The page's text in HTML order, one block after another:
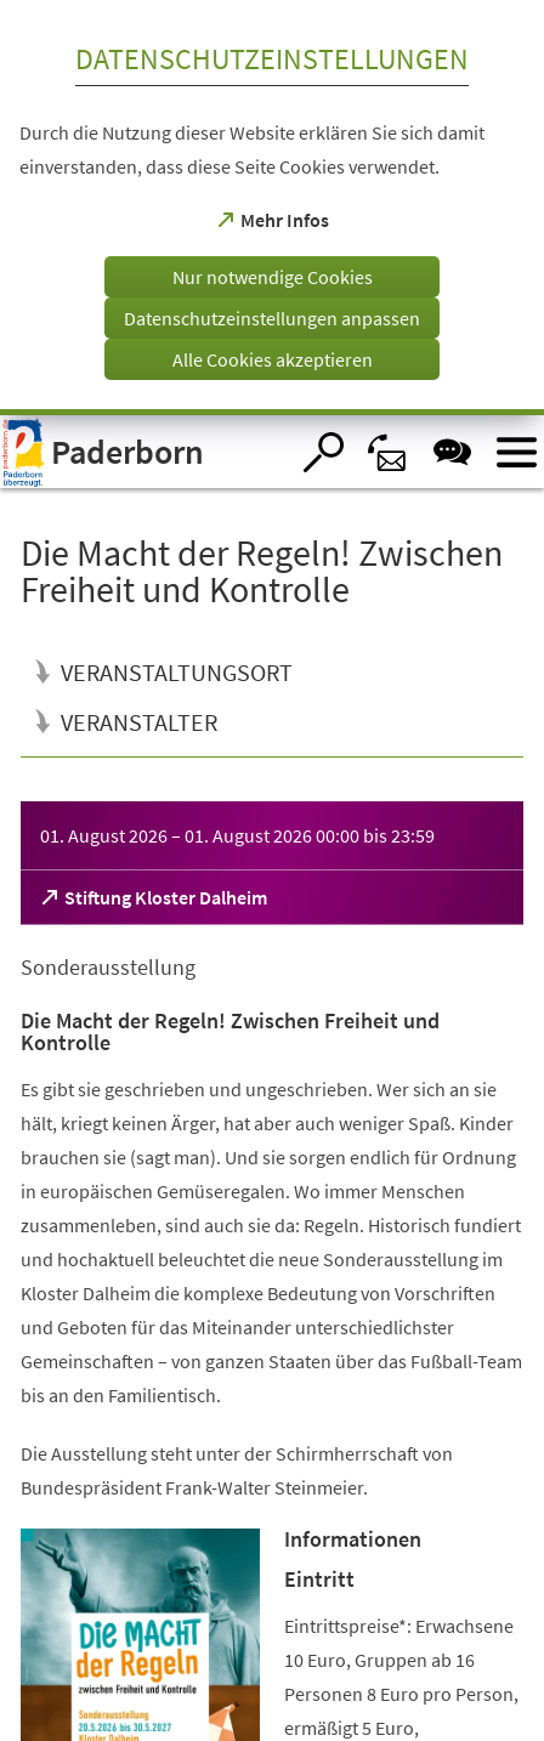
Visuelle
Assistenzsoftware
öffnen.
DATENSCHUTZEINSTELLUNGEN
Durch die Nutzung dieser Website erklären Sie sich damit
einverstanden, dass diese Seite Cookies verwendet.
Mehr Infos
(Öffnet
einem
Tab)
Nur notwendige Cookies
Datenschutzeinstellungen anpassen
Alle Cookies akzeptieren
Paderborn
Die Macht der Regeln! Zwischen
Freiheit und Kontrolle
VERANSTALTUNGSORT
VERANSTALTER
01. August 2026– 01. August 202600:00 bis23:59
Stiftung Kloster Dalheim
(Öffnet
in
neuen
Sonderausstellung
Die Macht der Regeln! Zwischen Freiheit und
Kontrolle
Es gibt sie geschrieben und ungeschrieben. Wer sich an sie
hält, kriegt keinen Ärger, hat aber auch weniger Spaß. Kinder
brauchen sie (sagt man). Und sie sorgen endlich für Ordnung
in europäischen Gemüseregalen. Wo immer Menschen
zusammenleben, sind auch sie da: Regeln. Historisch fundiert
und hochaktuell beleuchtet die neue Sonderausstellung im
Kloster Dalheim die komplexe Bedeutung von Vorschriften
und Geboten für das Miteinander unterschiedlichster
Gemeinschaften – von ganzen Staaten über das Fußball-Team
bis an den Familientisch.
Die Ausstellung steht unter der Schirmherrschaft von
Bundespräsident Frank-Walter Steinmeier.
Informationen
Eintritt
Eintrittspreise*: Erwachsene
10 Euro, Gruppen ab 16
Personen 8 Euro pro Person,
ermäßigt 5 Euro,